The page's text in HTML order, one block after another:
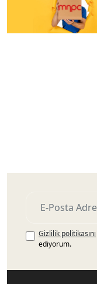
Gizlilik politikasını
ediyorum.